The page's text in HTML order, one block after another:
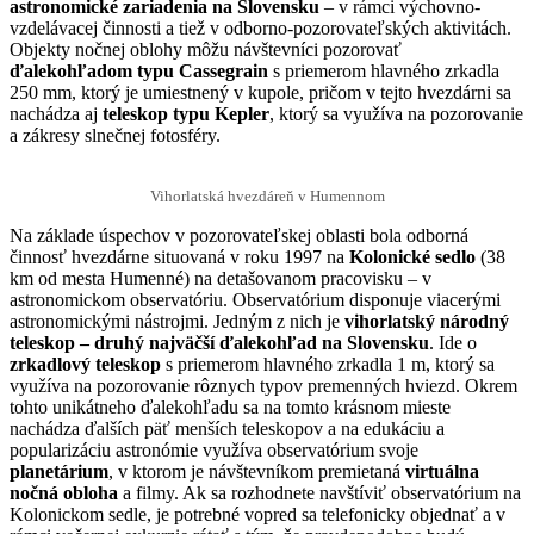
astronomické zariadenia na Slovensku – v rámci výchovno-
vzdelávacej činnosti a tiež v odborno-pozorovateľských aktivitách.
Objekty nočnej oblohy môžu návštevníci pozorovať
ďalekohľadom typu Cassegrain s priemerom hlavného zrkadla
250 mm, ktorý je umiestnený v kupole, pričom v tejto hvezdárni sa
nachádza aj teleskop typu Kepler, ktorý sa využíva na pozorovanie
a zákresy slnečnej fotosféry.
Vihorlatská hvezdáreň v Humennom
Na základe úspechov v pozorovateľskej oblasti bola odborná
činnosť hvezdárne situovaná v roku 1997 na Kolonické sedlo (38
km od mesta Humenné) na detašovanom pracovisku – v
astronomickom observatóriu. Observatórium disponuje viacerými
astronomickými nástrojmi. Jedným z nich je vihorlatský národný
teleskop – druhý najväčší ďalekohľad na Slovensku. Ide o
zrkadlový teleskop s priemerom hlavného zrkadla 1 m, ktorý sa
využíva na pozorovanie rôznych typov premenných hviezd. Okrem
tohto unikátneho ďalekohľadu sa na tomto krásnom mieste
nachádza ďalších päť menších teleskopov a na edukáciu a
popularizáciu astronómie využíva observatórium svoje
planetárium, v ktorom je návštevníkom premietaná virtuálna
nočná obloha a filmy. Ak sa rozhodnete navštíviť observatórium na
Kolonickom sedle, je potrebné vopred sa telefonicky objednať a v